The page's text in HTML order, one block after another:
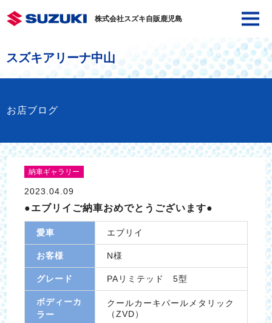
株式会社スズキ自販鹿児島
スズキアリーナ中山
お店ブログ
納車ギャラリー
2023.04.09
●エブリイご納車おめでとうございます●
愛車 エブリイ
お客様 N様
グレード PAリミテッド 5型
ボディーカ
ラー
クールカーキパールメタリック
（ZVD）